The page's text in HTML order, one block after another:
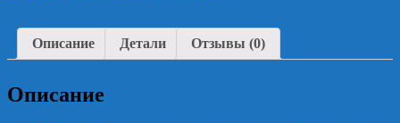
Описание Детали Отзывы (0)
Описание